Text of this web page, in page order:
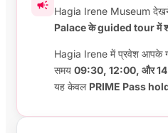
Hagia Irene Museum
Palace के guided tour में
Hagia Irene में प्रवेश आपके
समय 09:30, 12:00, और
यह केवल PRIME Pass